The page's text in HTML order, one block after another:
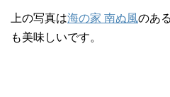
上の写真は海の家 南ぬ風のあ
も美味しいです。